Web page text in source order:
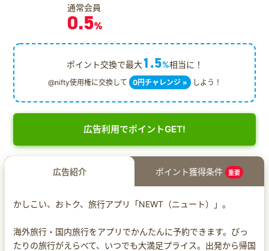
通常会員
0.5%
ポイント交換で最大1.5%相当に！
@nifty使用権に交換して 0円チャレンジ » しよう！
広告利用でポイントGET!
広告紹介 ポイント獲得条件 重要
かしこい、おトク、旅行アプリ「NEWT（ニュート）」。
海外旅行・国内旅行をアプリでかんたんに予約できます。ぴっ
たりの旅行がえらべて、いつでも大満足プライス。出発から帰国